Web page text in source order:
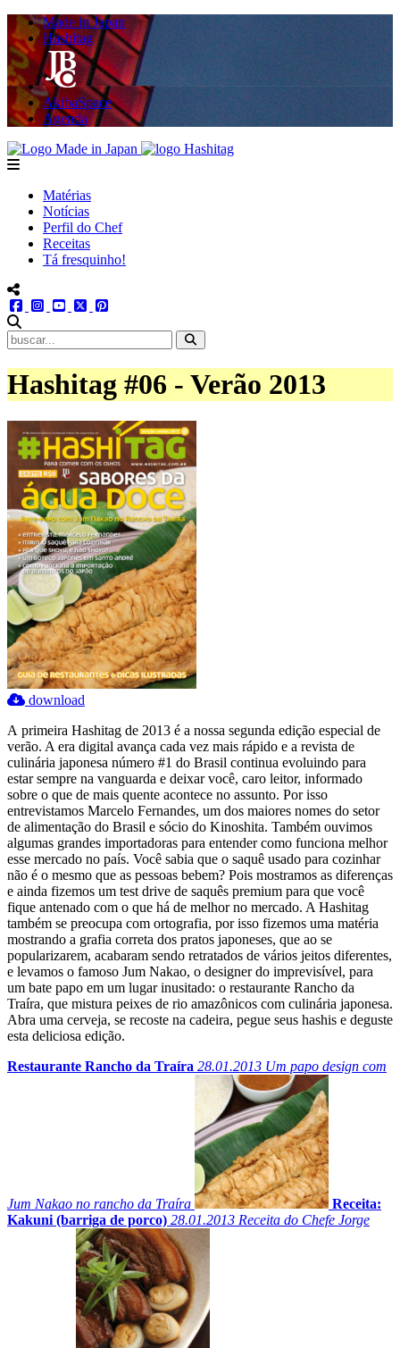
Made in Japan
Hashitag
AkibaSpace
Agenda
Powered By Made in Japan
Hashitag
menu
Matérias
Notícias
Perfil do Chef
Receitas
Tá fresquinho!
menu redes social
facebookinstagram
youtube
twitter
Hashitag #06 - Verão 2013
download
A primeira Hashitag de 2013 é a nossa segunda edição especial de
verão. A era digital avança cada vez mais rápido e a revista de
culinária japonesa número #1 do Brasil continua evoluindo para
estar sempre na vanguarda e deixar você, caro leitor, informado
sobre o que de mais quente acontece no assunto. Por isso
entrevistamos Marcelo Fernandes, um dos maiores nomes do setor
de alimentação do Brasil e sócio do Kinoshita. Também ouvimos
algumas grandes importadoras para entender como funciona melhor
esse mercado no país. Você sabia que o saquê usado para cozinhar
não é o mesmo que as pessoas bebem? Pois mostramos as diferenças
e ainda fizemos um test drive de saquês premium para que você
fique antenado com o que há de melhor no mercado. A Hashitag
também se preocupa com ortografia, por isso fizemos uma matéria
mostrando a grafia correta dos pratos japoneses, que ao se
popularizarem, acabaram sendo retratados de vários jeitos diferentes,
e levamos o famoso Jum Nakao, o designer do imprevisível, para
um bate papo em um lugar inusitado: o restaurante Rancho da
Traíra, que mistura peixes de rio amazônicos com culinária japonesa.
Abra uma cerveja, se recoste na cadeira, pegue seus hashis e deguste
esta deliciosa edição.
Restaurante Rancho da Traíra 28.01.2013 Um papo design com
Jum Nakao no rancho da Traíra
Receita:
Kakuni (barriga de porco) 28.01.2013 Receita do Chefe Jorge